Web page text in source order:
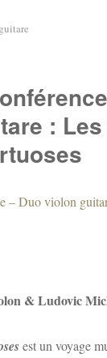
: Les
& Ludovic
est un voyage